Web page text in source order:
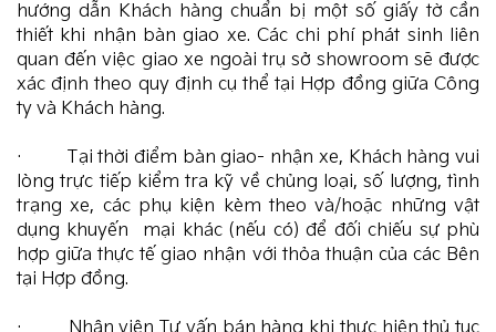
hướng dẫn Khách hàng chuẩn bị một số giấy tờ cần
thiết khi nhận bàn giao xe. Các chi phí phát sinh liên
quan đến việc giao xe ngoài trụ sở showroom sẽ được
xác định theo quy định cụ thể tại Hợp đồng giữa Công
ty và Khách hàng.
· Tại thời điểm bàn giao- nhận xe, Khách hàng vui
lòng trực tiếp kiểm tra kỹ về chủng loại, số lượng, tình
trạng xe, các phụ kiện kèm theo và/hoặc những vật
dụng khuyến mại khác (nếu có) để đối chiếu sự phù
hợp giữa thực tế giao nhận với thỏa thuận của các Bên
tại Hợp đồng.